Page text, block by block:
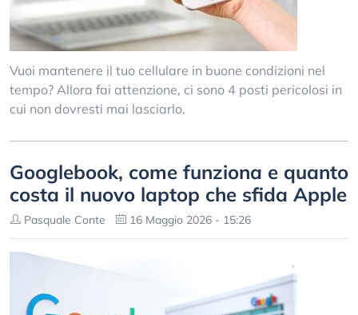
Vuoi mantenere il tuo cellulare in buone condizioni nel
tempo? Allora fai attenzione, ci sono 4 posti pericolosi in
cui non dovresti mai lasciarlo.
Googlebook, come funziona e quanto
costa il nuovo laptop che sfida Apple
Pasquale Conte 16 Maggio 2026 - 15:26